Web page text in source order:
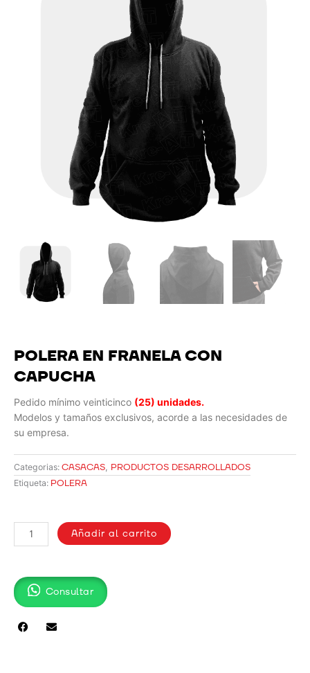
POLERA EN FRANELA CON
CAPUCHA
Pedido mínimo veinticinco (25) unidades.
Modelos y tamaños exclusivos, acorde a las necesidades de
su empresa.
Categorias: CASACAS, PRODUCTOS DESARROLLADOS
Etiqueta: POLERA
FRANELA
CAPUCHA
cantidad
Añadir al carrito
Consultar